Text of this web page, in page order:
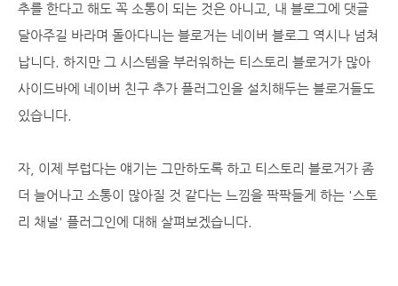
추를 한다고 해도 꼭 소통이 되는 것은 아니고, 내 블로그에 댓글
달아주길 바라며 돌아다니는 블로거는 네이버 블로그 역시나 넘쳐
납니다. 하지만 그 시스템을 부러워하는 티스토리 블로거가 많아
사이드바에 네이버 친구 추가 플러그인을 설치해두는 블로거들도
있습니다.
자, 이제 부럽다는 얘기는 그만하도록 하고 티스토리 블로거가 좀
더 늘어나고 소통이 많아질 것 같다는 느낌을 팍팍들게 하는 '스토
리 채널' 플러그인에 대해 살펴보겠습니다.